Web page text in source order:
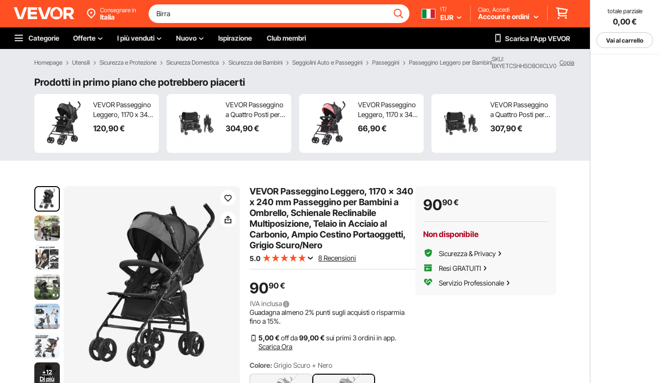
totale parziale
0,00€
Vai al carrello
Consegnare in
Italia
IT/
EUR
Ciao, Accedi
Account e ordini
Categorie Offerte I più venduti Nuovo Ispirazione Club membri Scarica l'App VEVOR
Homepage Utensili Sicurezza e Protezione Sicurezza Domestica Sicurezza dei Bambini Seggiolini Auto e Passeggini Passeggini Passeggino Leggero per BambiniSKU:
BXYETCSHHSOBOIICLV0 Copia
Prodotti in primo piano che potrebbero piacerti
VEVOR Passeggino
Leggero, 1170 x 340
x 240 mm
Passeggino per
Portaoggetti, per
120,90€
VEVOR Passeggino
a Quattro Posti per 4
Bambini, Pieghevole
con Maniglia
Comodo, Grigio
Scuro e Nero,
Carico 150 kg
304,90€
VEVOR Passeggino
Leggero, 1170 x 340
x 240 mm
Passeggino per
Carbonio, Ampio
Cestino
Portaoggetti, per
Viaggi, Nero/Rosa
66,90€
VEVOR Passeggino
a Quattro Posti per 4
Bambini, Pieghevole
con Maniglia
307,90€
+12
Di più
VEVOR Passeggino Leggero, 1170 x 340
x 240 mm Passeggino per Bambini a
Ombrello, Schienale Reclinabile
Multiposizione, Telaio in Acciaio al
Carbonio, Ampio Cestino Portaoggetti,
Grigio Scuro/Nero
5.0 8 Recensioni
9090€
IVA inclusa
Guadagna almeno2% punti sugli acquisti o risparmia
fino a15%.
5,00 €off da99,00 €sui primi 3 ordini in app.
Scarica Ora
Colore: Grigio Scuro + Nero
9090€
Non disponibile
Sicurezza & Privacy
Resi GRATUITI
Servizio Professionale